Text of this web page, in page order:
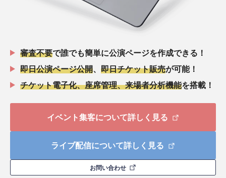
審査不要で誰でも簡単に公演ページを作成できる！
即日公演ページ公開
即日チケット販売が可能！
チケット電子化、座席管理、来場者分析機能を搭載！
イベント集客について詳しく見る
ライブ配信について詳しく見る
お問い合わせ